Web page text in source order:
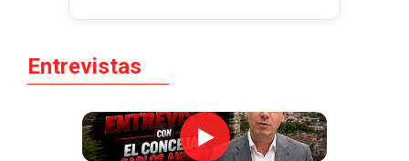
Entrevistas